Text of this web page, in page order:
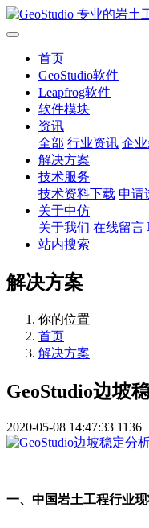
首页
GeoStudio软件
Leapfrog软件
软件模块
资讯
全部 行业资讯 企
解决方案
技术服务
技术资料下载 申请
关于中仿
关于我们 在线留言
站内搜索
解决方案
你的位置
首页
解决方案
GeoStudio边坡
2020-05-08 14:47:33 1136
一、中国岩土工程行业